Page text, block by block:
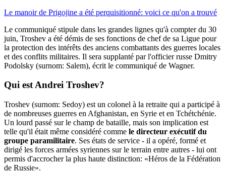
Le manoir de Prigojine a été perquisitionné: voici ce qu'on a trouvé
Le communiqué stipule dans les grandes lignes qu'à compter du 30
juin, Troshev a été démis de ses fonctions de chef de sa Ligue pour
la protection des intérêts des anciens combattants des guerres locales
et des conflits militaires. Il sera supplanté par l'officier russe Dmitry
Podolsky (surnom: Salem), écrit le communiqué de Wagner.
Qui est Andrei Troshev?
Troshev (surnom: Sedoy) est un colonel à la retraite qui a participé à
de nombreuses guerres en Afghanistan, en Syrie et en Tchétchénie.
Un lourd passé sur le champ de bataille, mais son implication est
telle qu'il était même considéré comme le directeur exécutif du
groupe paramilitaire. Ses états de service - il a opéré, formé et
dirigé les forces armées syriennes sur le terrain entre autres - lui ont
permis d'accrocher la plus haute distinction: «Héros de la Fédération
de Russie».